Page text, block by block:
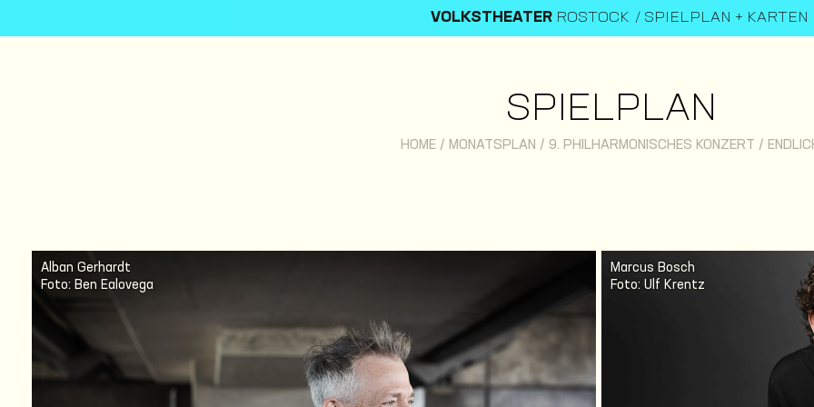
VOLKSTHEATER ROSTOCK SPIELPLAN + KARTEN
SPIELPLAN
HOME / MONATSPLAN / 9. PHILHARMONISCHES KONZERT /
Alban Gerhardt
Foto: Ben Ealovega
Marcus Bosch
Foto: Ulf Krentz